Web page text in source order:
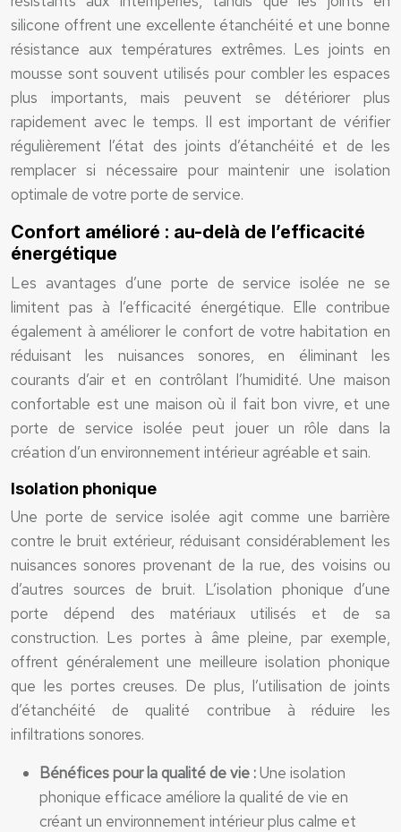
silicone offrent une excellente étanchéité et une bonne
résistance aux températures extrêmes. Les joints en
mousse sont souvent utilisés pour combler les espaces
plus importants, mais peuvent se détériorer plus
rapidement avec le temps. Il est important de vérifier
régulièrement l’état des joints d’étanchéité et de les
remplacer si nécessaire pour maintenir une isolation
optimale de votre porte de service.
Confort amélioré : au-delà de l’efficacité
énergétique
Les avantages d’une porte de service isolée ne se
limitent pas à l’efficacité énergétique. Elle contribue
également à améliorer le confort de votre habitation en
réduisant les nuisances sonores, en éliminant les
courants d’air et en contrôlant l’humidité. Une maison
confortable est une maison où il fait bon vivre, et une
porte de service isolée peut jouer un rôle dans la
création d’un environnement intérieur agréable et sain.
Isolation phonique
Une porte de service isolée agit comme une barrière
contre le bruit extérieur, réduisant considérablement les
nuisances sonores provenant de la rue, des voisins ou
d’autres sources de bruit. L’isolation phonique d’une
porte dépend des matériaux utilisés et de sa
construction. Les portes à âme pleine, par exemple,
offrent généralement une meilleure isolation phonique
que les portes creuses. De plus, l’utilisation de joints
d’étanchéité de qualité contribue à réduire les
infiltrations sonores.
Bénéfices pour la qualité de vie :Une isolation
phonique efficace améliore la qualité de vie en
créant un environnement intérieur plus calme et